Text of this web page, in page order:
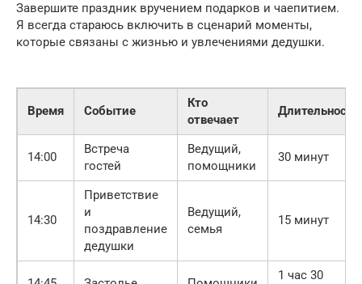
Завершите праздник вручением подарков и чаепитием.
Я всегда стараюсь включить в сценарий моменты,
которые связаны с жизнью и увлечениями дедушки.
Время Событие
Кто
отвечает
Длительность
14:00
Встреча
гостей
Ведущий,
помощники
30 минут
14:30
Приветствие
и
поздравление
дедушки
Ведущий,
семья
15 минут
1 час 30